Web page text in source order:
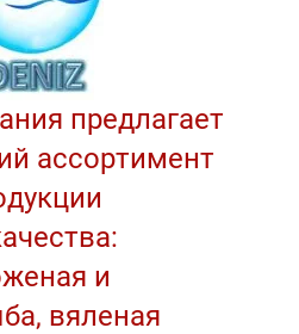
предлагает
ассортимент
и
вяленая